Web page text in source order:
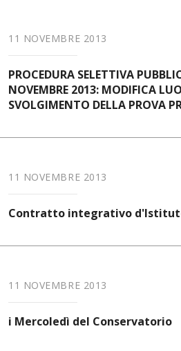
11 NOVEMBRE 2013
PROCEDURA SELETTIVA
NOVEMBRE 2013: MODIFICA
SVOLGIMENTO DELLA PROVA
11 NOVEMBRE 2013
Contratto integrativo
11 NOVEMBRE 2013
i Mercoledì del Conservatorio